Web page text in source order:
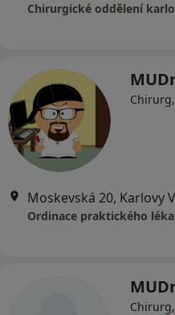
Chirurgické oddělení
Moskevská 20, Karlovy
Ordinace praktického